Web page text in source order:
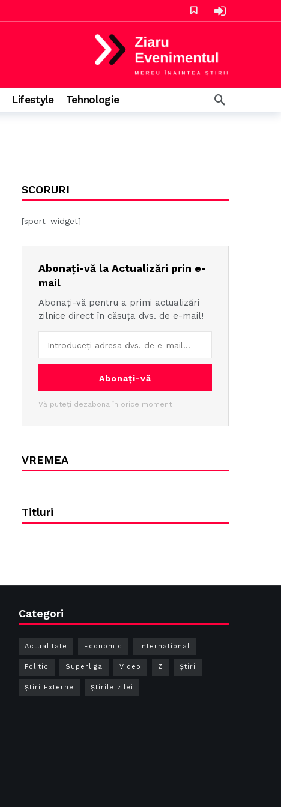
Lifestyle Tehnologie
SCORURI
[sport_widget]
Abonați-vă la Actualizări prin e-
mail
Abonați-vă pentru a primi actualizări
zilnice direct în căsuța dvs. de e-mail!
Abonați-vă
Vă puteți dezabona în orice moment
VREMEA
Titluri
Categori
Actualitate Economic International
Politic Superliga Video Z Ştiri
Știri Externe Știrile zilei